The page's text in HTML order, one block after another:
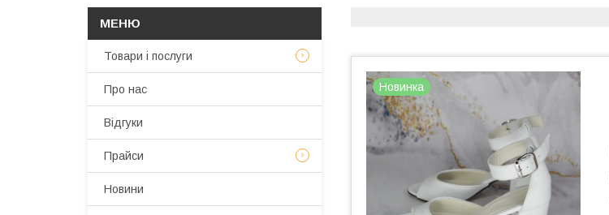
Новинка
Товари і послуги
Про нас
Відгуки
Прайси
Новини